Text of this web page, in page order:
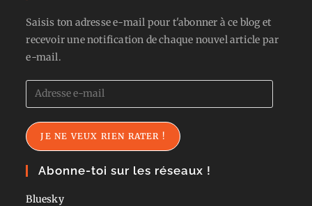
Saisis ton adresse e-mail pour t'abonner à ce blog et
recevoir une notification de chaque nouvel article par
e-mail.
Adresse
e-
mail
JE NE VEUX RIEN RATER !
Abonne-toi sur les réseaux !
Bluesky